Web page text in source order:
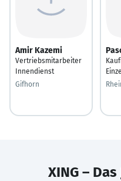
Amir Kazemi
Vertriebsmitarbeiter
Innendienst
Gifhorn
XING –